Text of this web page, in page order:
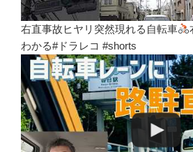
右直事故ヒヤリ突然現れる自転車
わかる#ドラレコ #shorts